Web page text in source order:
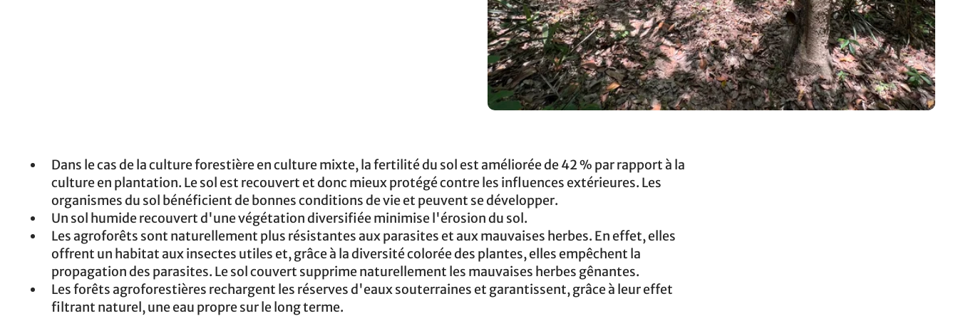
Dans le cas de la culture forestière en culture mixte, la fertilité du sol est améliorée de 42 % par rapport à la
culture en plantation. Le sol est recouvert et donc mieux protégé contre les influences extérieures. Les
organismes du sol bénéficient de bonnes conditions de vie et peuvent se développer.
Un sol humide recouvert d'une végétation diversifiée minimise l'érosion du sol.
Les agroforêts sont naturellement plus résistantes aux parasites et aux mauvaises herbes. En effet, elles
offrent un habitat aux insectes utiles et, grâce à la diversité colorée des plantes, elles empêchent la
propagation des parasites. Le sol couvert supprime naturellement les mauvaises herbes gênantes.
Les forêts agroforestières rechargent les réserves d'eaux souterraines et garantissent, grâce à leur effet
filtrant naturel, une eau propre sur le long terme.